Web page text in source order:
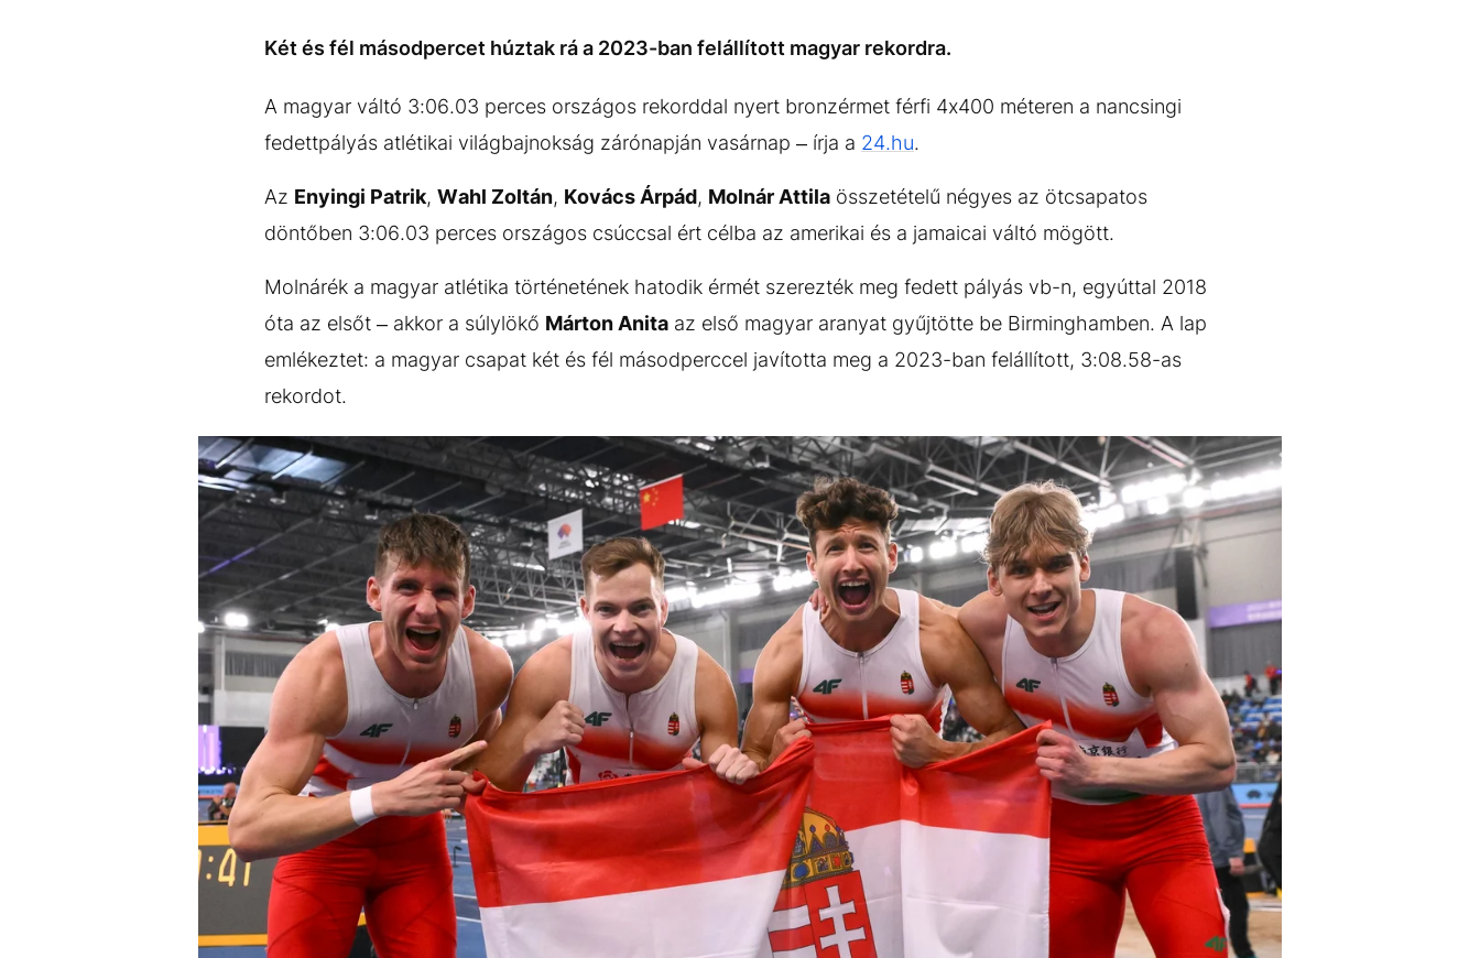
KvízMédiaajánlatImpresszum
Két és fél másodpercet húztak rá a 2023-ban felállított magyar rekordra.
A magyar váltó 3:06.03 perces országos rekorddal nyert bronzérmet férfi 4x400 méteren a nancsingi
fedettpályás atlétikai világbajnokság zárónapján vasárnap – írja a 24.hu.
Az Enyingi Patrik, Wahl Zoltán, Kovács Árpád, Molnár Attila összetételű négyes az ötcsapatos
döntőben 3:06.03 perces országos csúccsal ért célba az amerikai és a jamaicai váltó mögött.
Molnárék a magyar atlétika történetének hatodik érmét szerezték meg fedett pályás vb-n, egyúttal 2018
óta az elsőt – akkor a súlylökő Márton Anita az első magyar aranyat gyűjtötte be Birminghamben. A lap
emlékeztet: a magyar csapat két és fél másodperccel javította meg a 2023-ban felállított, 3:08.58-as
rekordot.